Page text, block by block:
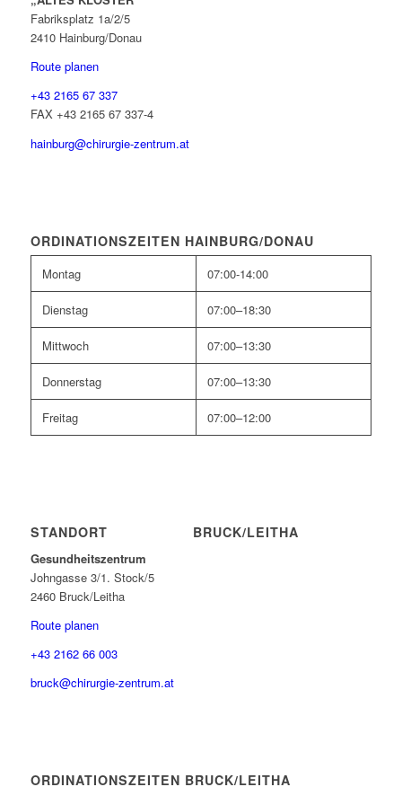
Fabriksplatz 1a/2/5
2410 Hainburg/Donau
Route planen
+43 2165 67 337
FAX +43 2165 67 337-4
hainburg@chirurgie-zentrum.at
ORDINATIONSZEITEN HAINBURG/DONAU
Montag 07:00-14:00
Dienstag 07:00–18:30
Mittwoch 07:00–13:30
Donnerstag 07:00–13:30
Freitag 07:00–12:00
STANDORT BRUCK/LEITHA
Gesundheitszentrum
Johngasse 3/1. Stock/5
2460 Bruck/Leitha
Route planen
+43 2162 66 003
bruck@chirurgie-zentrum.at
ORDINATIONSZEITEN BRUCK/LEITHA